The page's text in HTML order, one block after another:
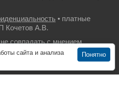
• платные
Кочетов А.В.
совпадать с мнением
Понятно
сайта и анализа